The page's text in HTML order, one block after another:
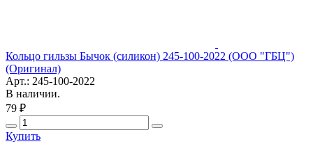
Кольцо гильзы Бычок (силикон) 245-100-2022 (ООО "ГБЦ")
(Оригинал)
Арт.: 245-100-2022
В наличии.
79 ₽
Купить